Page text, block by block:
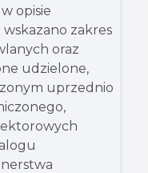
opisie
zakres
oraz
udzielone,
uprzednio